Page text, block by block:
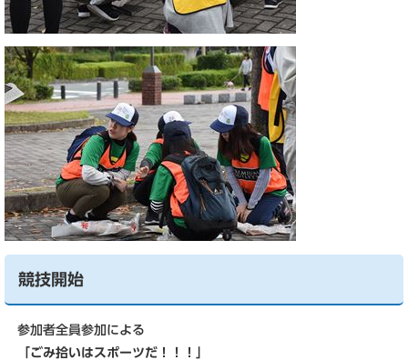
競技開始
参加者全員参加による
「ごみ拾いはスポーツだ！！！」